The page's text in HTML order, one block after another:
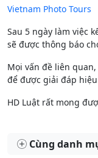
Vietnam Photo Tours
Sau 5 ngày làm việc
sẽ được thông báo
Mọi vấn đề liên
để được giải đáp
HD Luật rất mong
Cùng danh